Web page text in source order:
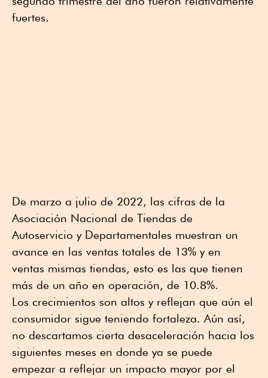
fuertes.
De marzo a julio de 2022, las cifras de la
Asociación Nacional de Tiendas de
Autoservicio y Departamentales muestran un
avance en las ventas totales de 13% y en
ventas mismas tiendas, esto es las que tienen
más de un año en operación, de 10.8%.
Los crecimientos son altos y reflejan que aún el
consumidor sigue teniendo fortaleza. Aún así,
no descartamos cierta desaceleración hacia los
siguientes meses en donde ya se puede
empezar a reflejar un impacto mayor por el